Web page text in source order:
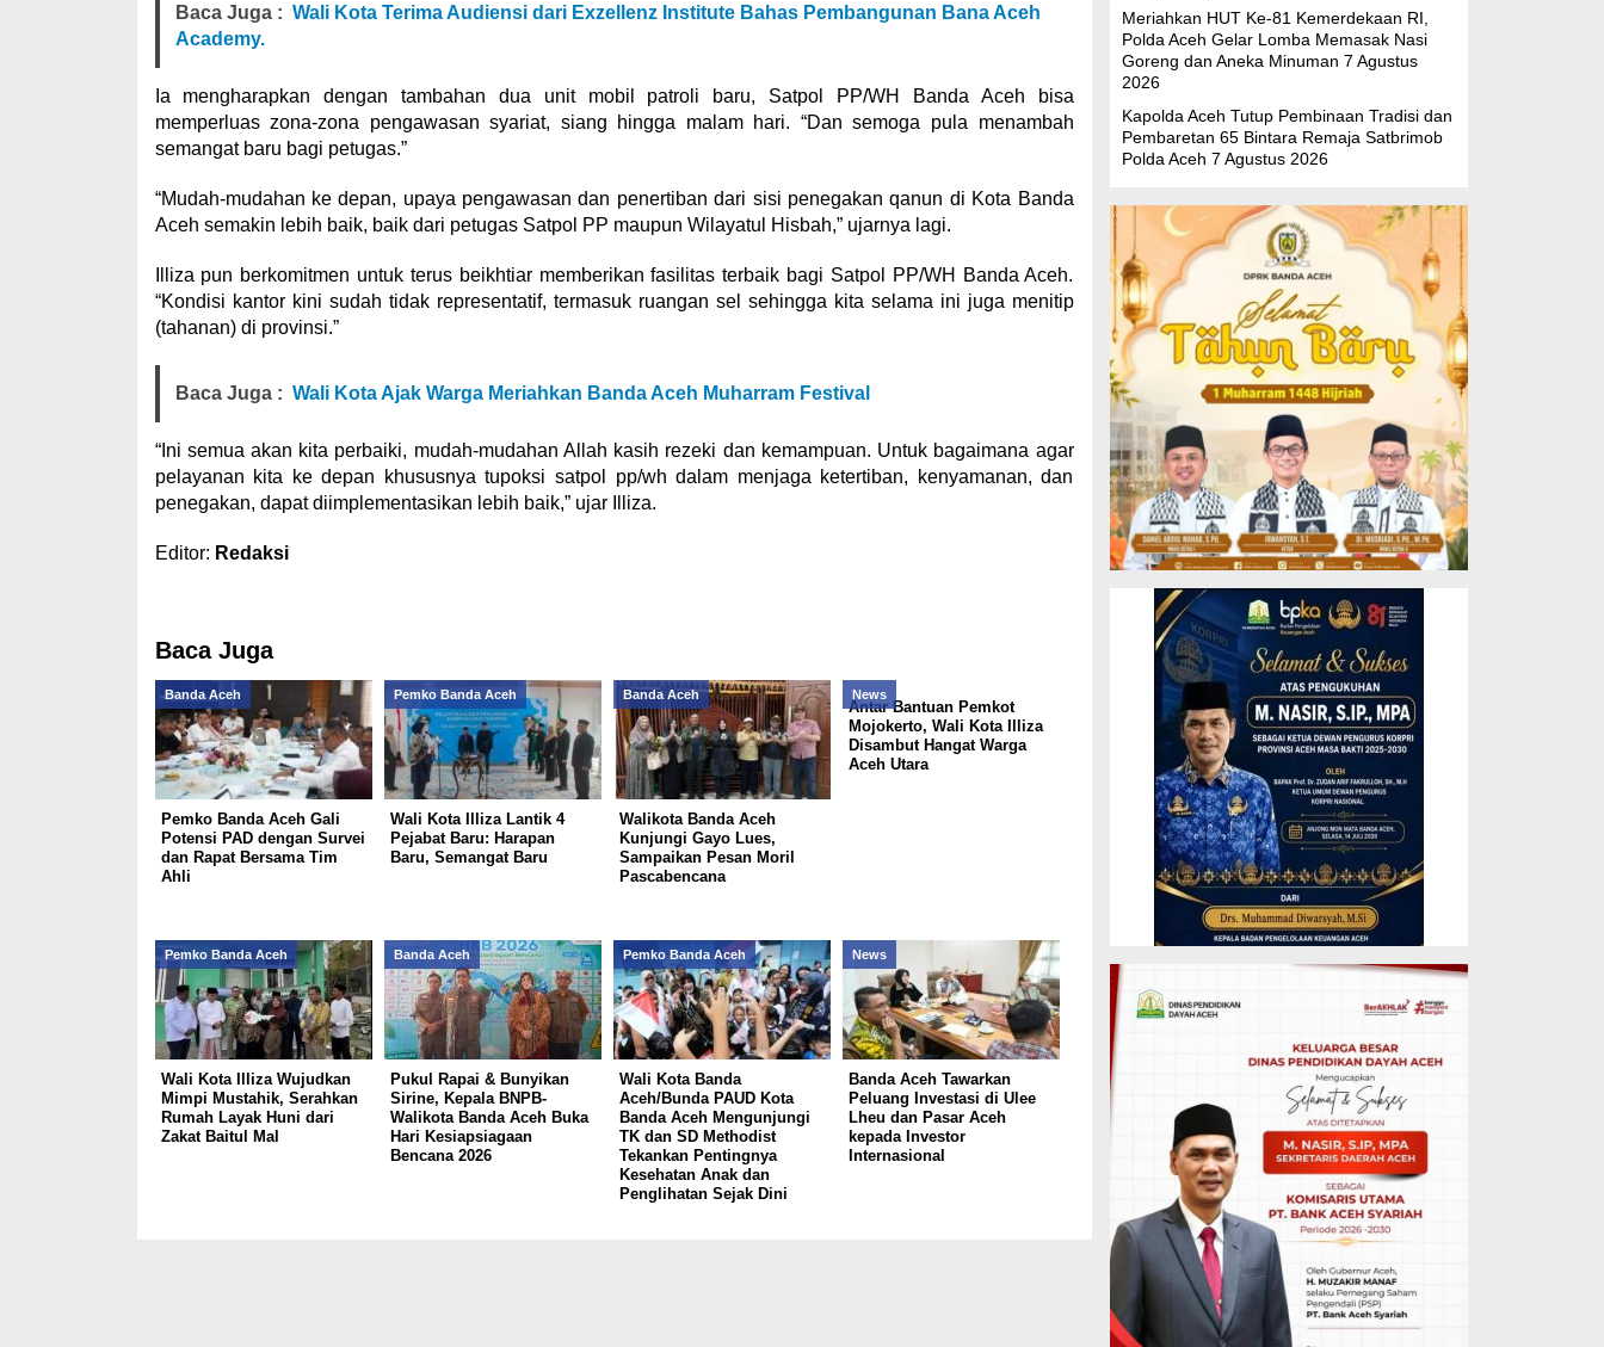
Baca Juga : Wali Kota Terima Audiensi dari Exzellenz Institute Bahas Pembangunan Bana Aceh
Academy.
Ia mengharapkan dengan tambahan dua unit mobil patroli baru, Satpol PP/WH Banda Aceh bisa
memperluas zona-zona pengawasan syariat, siang hingga malam hari. “Dan semoga pula menambah
semangat baru bagi petugas.”
“Mudah-mudahan ke depan, upaya pengawasan dan penertiban dari sisi penegakan qanun di Kota Banda
Aceh semakin lebih baik, baik dari petugas Satpol PP maupun Wilayatul Hisbah,” ujarnya lagi.
Illiza pun berkomitmen untuk terus beikhtiar memberikan fasilitas terbaik bagi Satpol PP/WH Banda Aceh.
“Kondisi kantor kini sudah tidak representatif, termasuk ruangan sel sehingga kita selama ini juga menitip
(tahanan) di provinsi.”
Baca Juga : Wali Kota Ajak Warga Meriahkan Banda Aceh Muharram Festival
“Ini semua akan kita perbaiki, mudah-mudahan Allah kasih rezeki dan kemampuan. Untuk bagaimana agar
pelayanan kita ke depan khususnya tupoksi satpol pp/wh dalam menjaga ketertiban, kenyamanan, dan
penegakan, dapat diimplementasikan lebih baik,” ujar Illiza.
Editor: Redaksi
Baca Juga
Banda Aceh
Pemko Banda Aceh Gali
Potensi PAD dengan Survei
dan Rapat Bersama Tim
Ahli
Pemko Banda Aceh
Wali Kota Illiza Lantik 4
Pejabat Baru: Harapan
Baru, Semangat Baru
Banda Aceh
Walikota Banda Aceh
Kunjungi Gayo Lues,
Sampaikan Pesan Moril
Pascabencana
News
Antar Bantuan Pemkot
Mojokerto, Wali Kota Illiza
Disambut Hangat Warga
Aceh Utara
Pemko Banda Aceh
Wali Kota Illiza Wujudkan
Mimpi Mustahik, Serahkan
Rumah Layak Huni dari
Zakat Baitul Mal
Banda Aceh
Pukul Rapai & Bunyikan
Sirine, Kepala BNPB-
Walikota Banda Aceh Buka
Hari Kesiapsiagaan
Bencana 2026
Pemko Banda Aceh
Wali Kota Banda
Aceh/Bunda PAUD Kota
Banda Aceh Mengunjungi
TK dan SD Methodist
Tekankan Pentingnya
Kesehatan Anak dan
Penglihatan Sejak Dini
News
Banda Aceh Tawarkan
Peluang Investasi di Ulee
Lheu dan Pasar Aceh
kepada Investor
Internasional
Meriahkan HUT Ke-81 Kemerdekaan RI,
Polda Aceh Gelar Lomba Memasak Nasi
Goreng dan Aneka Minuman 7 Agustus
2026
Kapolda Aceh Tutup Pembinaan Tradisi dan
Pembaretan 65 Bintara Remaja Satbrimob
Polda Aceh 7 Agustus 2026